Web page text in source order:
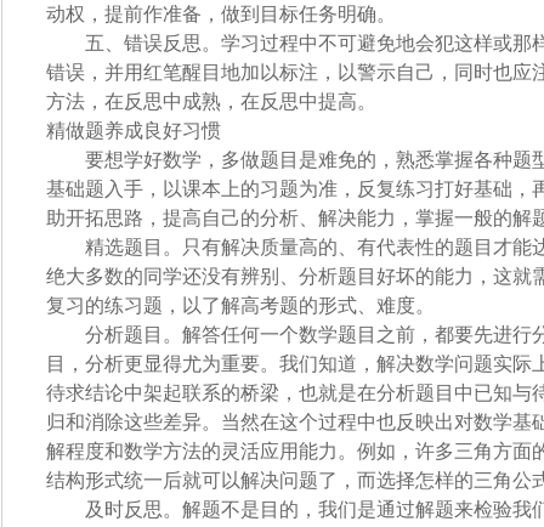
动权，提前作准备，做到目标任务明确。
五、错误反思。学习过程中不可避免地会犯这样或那
错误，并用红笔醒目地加以标注，以警示自己，同时也应
方法，在反思中成熟，在反思中提高。
精做题养成良好习惯
要想学好数学，多做题目是难免的，熟悉掌握各种题
基础题入手，以课本上的习题为准，反复练习打好基础，
助开拓思路，提高自己的分析、解决能力，掌握一般的解
精选题目。只有解决质量高的、有代表性的题目才能
绝大多数的同学还没有辨别、分析题目好坏的能力，这就
复习的练习题，以了解高考题的形式、难度。
分析题目。解答任何一个数学题目之前，都要先进行
目，分析更显得尤为重要。我们知道，解决数学问题实际
待求结论中架起联系的桥梁，也就是在分析题目中已知与
归和消除这些差异。当然在这个过程中也反映出对数学基
解程度和数学方法的灵活应用能力。例如，许多三角方面
结构形式统一后就可以解决问题了，而选择怎样的三角公
及时反思。解题不是目的，我们是通过解题来检验我